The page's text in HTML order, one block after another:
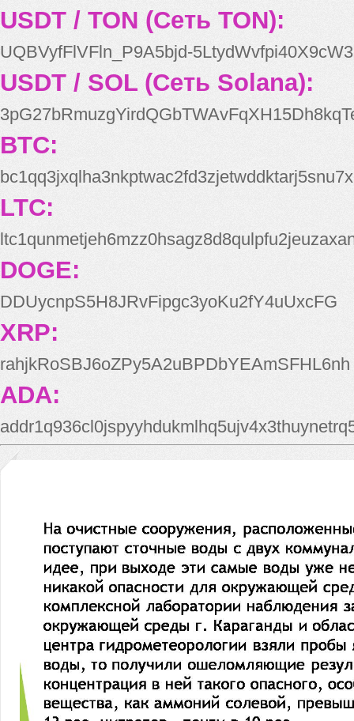
USDT / TON (Сеть TON):
UQBVyfFlVFln_P9A5bjd-
USDT / SOL (Сеть Solana):
BTC:
bc1qq3jxqlha3nkptwac2fd3zjetwddktarj5snu7x
LTC:
DOGE:
DDUycnpS5H8JRvFipgc3yoKu2fY4uUxcFG
XRP:
rahjkRoSBJ6oZPy5A2uBPDbYEAmSFHL6nh
ADA: